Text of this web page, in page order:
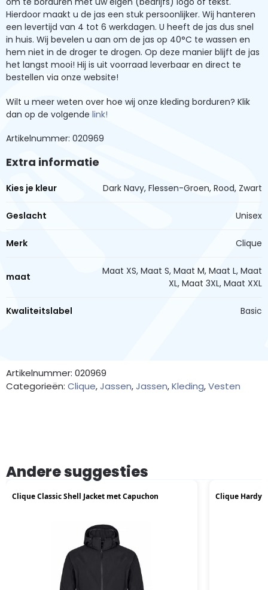
Hierdoor maakt u de jas een stuk persoonlijker. Wij hanteren
een levertijd van 4 tot 6 werkdagen. U heeft de jas dus snel
in huis. Wij bevelen u aan om de jas op 40°C te wassen en
hem niet in de droger te drogen. Op deze manier blijft de jas
het langst mooi! Hij is uit voorraad leverbaar en direct te
bestellen via onze website!
Wilt u meer weten over hoe wij onze kleding borduren? Klik
dan op de volgende link!
Artikelnummer: 020969
Extra informatie
Kies je kleur Dark Navy, Flessen-Groen, Rood, Zwart
Geslacht Unisex
Merk Clique
maat
Maat XS, Maat S, Maat M, Maat L, Maat
XL, Maat 3XL, Maat XXL
Kwaliteitslabel Basic
Artikelnummer: 020969
Categorieën: Clique,Jassen,Jassen,Kleding,Vesten
Andere suggesties
Clique Classic Shell Jacket met Capuchon Clique Hardy